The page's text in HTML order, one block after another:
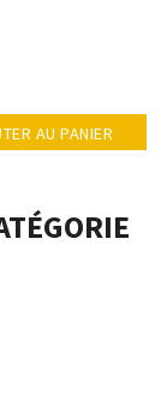
AU PANIER